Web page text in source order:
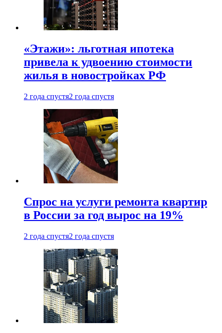
«Этажи»: льготная ипотека
привела к удвоению стоимости
жилья в новостройках РФ
2 года спустя2 года спустя
Спрос на услуги ремонта квартир
в России за год вырос на 19%
2 года спустя2 года спустя